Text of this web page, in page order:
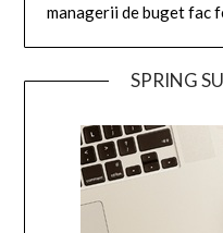
managerii de buget fac
SPRING